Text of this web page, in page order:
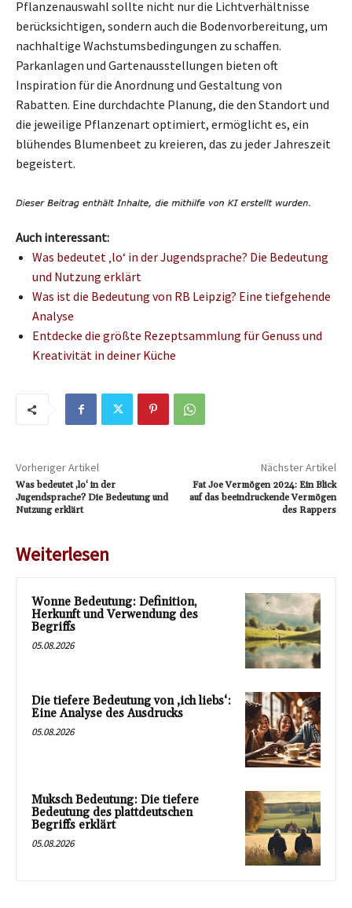
Pflanzenauswahl sollte nicht nur die Lichtverhältnisse
berücksichtigen, sondern auch die Bodenvorbereitung, um
nachhaltige Wachstumsbedingungen zu schaffen.
Parkanlagen und Gartenausstellungen bieten oft
Inspiration für die Anordnung und Gestaltung von
Rabatten. Eine durchdachte Planung, die den Standort und
die jeweilige Pflanzenart optimiert, ermöglicht es, ein
blühendes Blumenbeet zu kreieren, das zu jeder Jahreszeit
begeistert.
Auch interessant:
Was bedeutet ‚lo‘ in der Jugendsprache? Die Bedeutung
und Nutzung erklärt
Was ist die Bedeutung von RB Leipzig? Eine tiefgehende
Analyse
Entdecke die größte Rezeptsammlung für Genuss und
Kreativität in deiner Küche
Vorheriger Artikel
Was bedeutet ‚lo‘ in der
Jugendsprache? Die Bedeutung und
Nutzung erklärt
Nächster Artikel
Fat Joe Vermögen 2024: Ein Blick
auf das beeindruckende Vermögen
des Rappers
Weiterlesen
Wonne Bedeutung: Definition,
Herkunft und Verwendung des
Begriffs
05.08.2026
Die tiefere Bedeutung von ‚ich liebs‘:
Eine Analyse des Ausdrucks
05.08.2026
Muksch Bedeutung: Die tiefere
Bedeutung des plattdeutschen
Begriffs erklärt
05.08.2026